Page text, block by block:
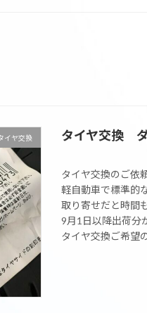
イヤ交換 タイヤ交換
タイヤ交換のご依
軽自動車で標準的
取り寄せだと時間
9月1日以降出荷分
タイヤ交換ご希望